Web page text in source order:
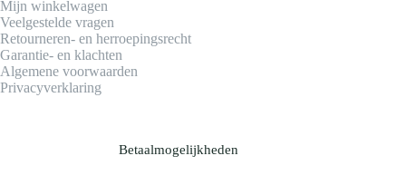
Mijn winkelwagen
Veelgestelde vragen
Retourneren- en herroepingsrecht
Garantie- en klachten
Algemene voorwaarden
Privacyverklaring
Betaalmogelijkheden